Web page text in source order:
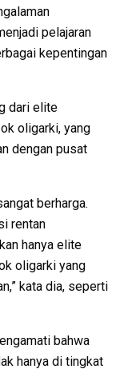
pelajaran
kepentingan
dari elite
oligarki, yang
dengan pusat
berharga.
rentan
hanya elite
oligarki yang
kata dia, seperti
bahwa
hanya di tingkat